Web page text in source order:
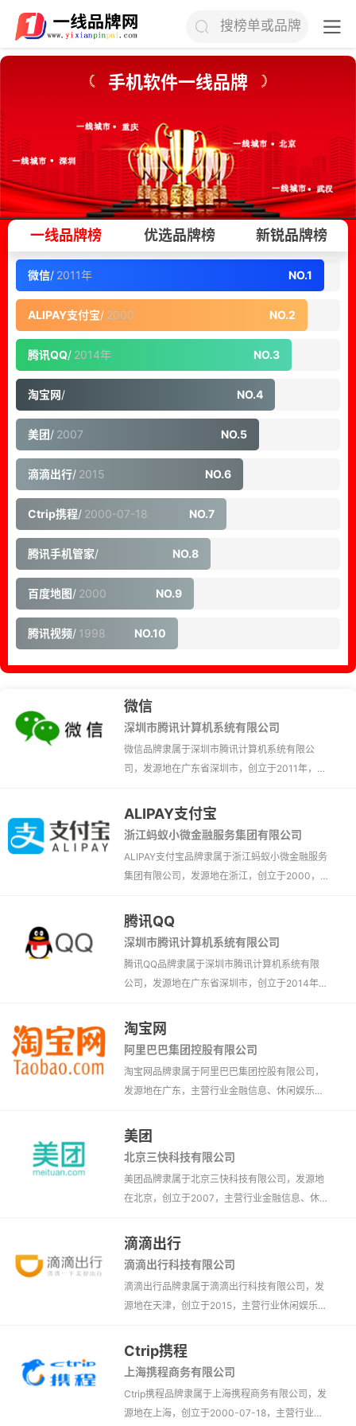
搜榜单或品牌
手机软件一线品牌
一线品牌榜 优选品牌榜 新锐品牌榜
微信/ 2011年 NO.1
ALIPAY支付宝/ 2000 NO.2
腾讯QQ/ 2014年 NO.3
淘宝网/ NO.4
美团/ 2007 NO.5
滴滴出行/ 2015 NO.6
Ctrip携程/ 2000-07-18 NO.7
腾讯手机管家/ NO.8
百度地图/ 2000 NO.9
腾讯视频/ 1998 NO.10
微信
深圳市腾讯计算机系统有限公司
微信品牌隶属于深圳市腾讯计算机系统有限公
司，发源地在广东省深圳市，创立于2011年，主
应用、办公软件、生活消费、工具软件、社交媒
ALIPAY支付宝
浙江蚂蚁小微金融服务集团有限公司
ALIPAY支付宝品牌隶属于浙江蚂蚁小微金融服务
集团有限公司，发源地在浙江，创立于2000，
戏、APP、征信机构、手机软件、支付、办公软
腾讯QQ
深圳市腾讯计算机系统有限公司
腾讯QQ品牌隶属于深圳市腾讯计算机系统有限
公司，发源地在广东省深圳市，创立于2014年，
件、社交应用、办公软件、工具软件、社交媒
淘宝网
阿里巴巴集团控股有限公司
淘宝网品牌隶属于阿里巴巴集团控股有限公司，
发源地在广东，主营行业金融信息、休闲娱乐、
购物、O2O、C2C、手机软件、购物网、生活消
美团
北京三快科技有限公司
美团品牌隶属于北京三快科技有限公司，发源地
在北京，创立于2007，主营行业金融信息、休
上商城、O2O、手机软件、互联网、团购网、网
滴滴出行
滴滴出行科技有限公司
滴滴出行品牌隶属于滴滴出行科技有限公司，发
源地在天津，创立于2015，主营行业休闲娱乐、
站、租车打车、外卖、查询工具、生活消费、网
约车、代驾、出行软件。
Ctrip携程
上海携程商务有限公司
Ctrip携程品牌隶属于上海携程商务有限公司，发
源地在上海，创立于2000-07-18，主营行业汽